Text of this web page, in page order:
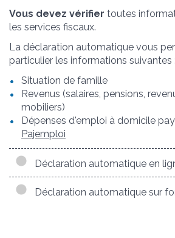
Vous devez vérifier toutes
les services fiscaux.
La déclaration automatique vous
particulier les informations suivantes :
Situation de famille
Revenus (salaires, pensions,
mobiliers)
Dépenses d'emploi à domicile
Pajemploi
Déclaration automatique en
Déclaration automatique sur